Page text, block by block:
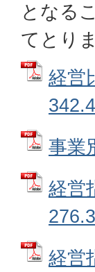
となる
てとり
経営
事業
経営
経営